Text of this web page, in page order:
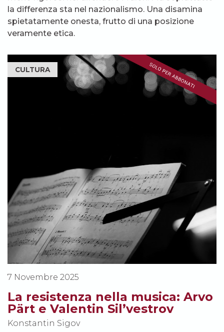
la differenza sta nel nazionalismo. Una disamina
spietatamente onesta, frutto di una posizione
veramente etica.
CULTURA
7 Novembre 2025
La resistenza nella musica: Arvo
Pärt e Valentin Sil’vestrov
Konstantin Sigov